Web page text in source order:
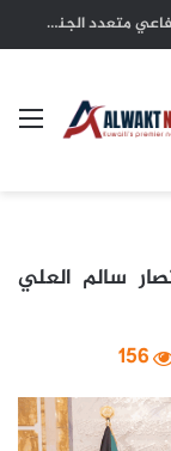
بلدية الكويت: التزام أصحاب الأعمال بترخيص أنشطتهم التجارية ضمان للاستدامة وحماية للاستثمارات
سالم العلي
156